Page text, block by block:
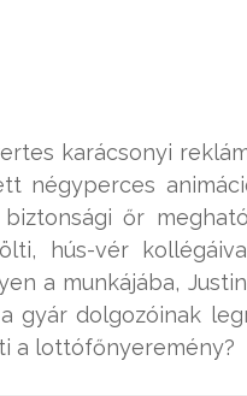
karácsonyi
négyperces
őr
hús-vér
a munkájába,
gyár dolgozóinak
a lottófőnyeremény?